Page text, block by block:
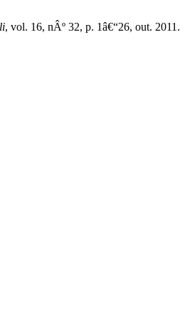
, vol. 16, nÂº 32, p. 1â€“26, out. 2011.